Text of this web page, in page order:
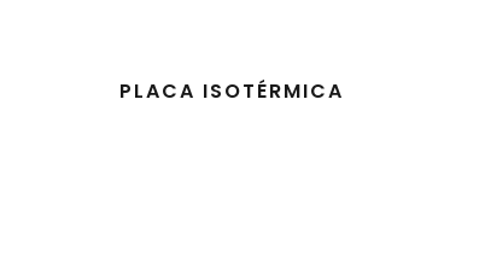
PLACA ISOTÉRMICA